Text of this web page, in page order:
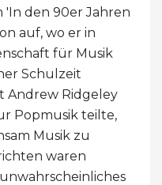
'In den 90er Jahren
auf, wo er in
für Musik
Schulzeit
Andrew Ridgeley
Popmusik teilte,
Musik zu
waren